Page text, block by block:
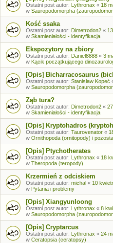
Ostatni post autor: Lythronax « 18
w Sauropodomorpha
Kość ssaka
Ostatni post autor: Dimetrodon2 «
w Skamieniałości - identyfikacja
Ekspozytory na zbiory
Ostatni post autor: Daniel8888 « 3
w Kącik początkującego
[Opis] Bicharracosaurus
Ostatni post autor: Stanisław Kopeć
w Sauropodomorpha
Ząb tura?
Ostatni post autor: Dimetrodon2 «
w Skamieniałości - identyfikacja
[Opis] Kryptohadros
Ostatni post autor: Taurovenator «
w Ornithopoda (ornitopody) i
[Opis] Ptychotherates
Ostatni post autor: Lythronax « 18
w Theropoda (teropody)
Krzermień z odciskiem
Ostatni post autor: michal « 10
w Pytania i problemy
[Opis] Xiangyunloong
Ostatni post autor: Lythronax « 8
w Sauropodomorpha
[Opis] Cryptarcus
Ostatni post autor: Lythronax « 24
w Ceratopsia (ceratopsy)